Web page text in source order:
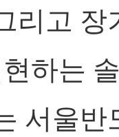
리고 장
하는
서울반